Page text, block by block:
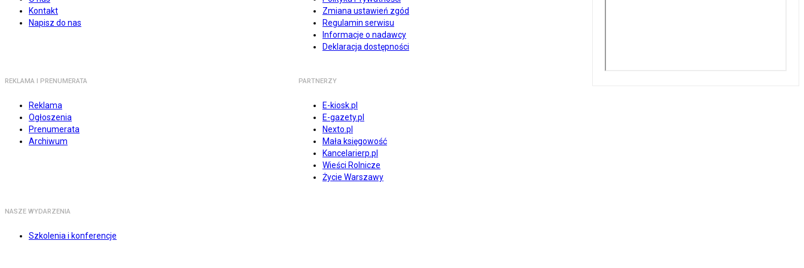
Kontakt
Napisz do nas
Zmiana ustawień zgód
Regulamin serwisu
Informacje o nadawcy
Deklaracja dostępności
REKLAMA I PRENUMERATA
Reklama
Ogłoszenia
Prenumerata
Archiwum
PARTNERZY
E-kiosk.pl
E-gazety.pl
Nexto.pl
Mała księgowość
Kancelarierp.pl
Wieści Rolnicze
Życie Warszawy
NASZE WYDARZENIA
Szkolenia i konferencje